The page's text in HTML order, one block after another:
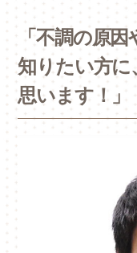
「不調の原
知りたい方に
思います！」